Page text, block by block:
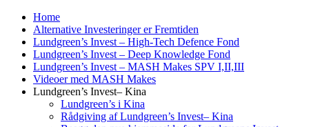
Home
Alternative Investeringer er Fremtiden
Lundgreen’s Invest – High-Tech Defence Fond
Lundgreen’s Invest – Deep Knowledge Fond
Lundgreen’s Invest – MASH Makes SPV I,II,III
Videoer med MASH Makes
Lundgreen’s Invest– Kina
Lundgreen’s i Kina
Rådgiving af Lundgreen’s Invest– Kina